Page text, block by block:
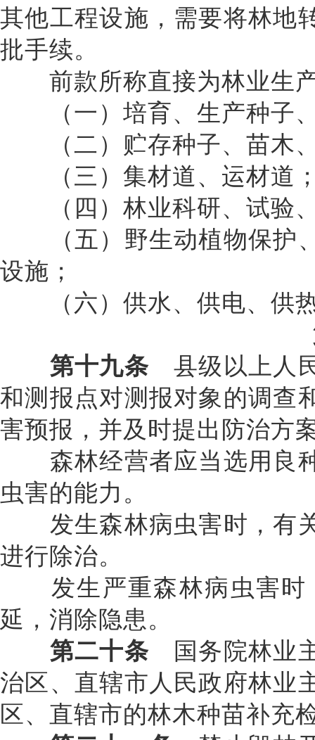
其他工程设施，需要将林地
批手续。
前款所称直接为林业生产
（一）培育、生产种子
（二）贮存种子、苗木
（三）集材道、运材道
（四）林业科研、试验
（五）野生动植物保护、
设施；
（六）供水、供电、供热
第十九条县级以上人民
和测报点对测报对象的调查
害预报，并及时提出防治方
森林经营者应当选用良种
虫害的能力。
发生森林病虫害时，有关
进行除治。
发生严重森林病虫害时
延，消除隐患。
第二十条国务院林业主
治区、直辖市人民政府林业
区、直辖市的林木种苗补充